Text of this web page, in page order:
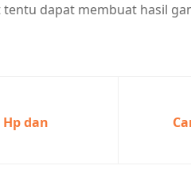
dapat membuat hasil
dan